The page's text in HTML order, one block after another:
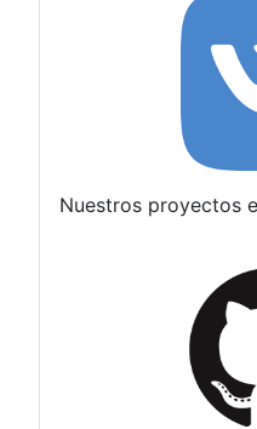
Nuestros proyectos